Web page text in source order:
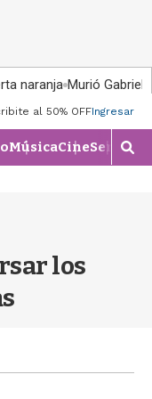
naranja Murió Gabriel
al 50% OFFIngresar
MúsicaCineSeries
M
o
e
los